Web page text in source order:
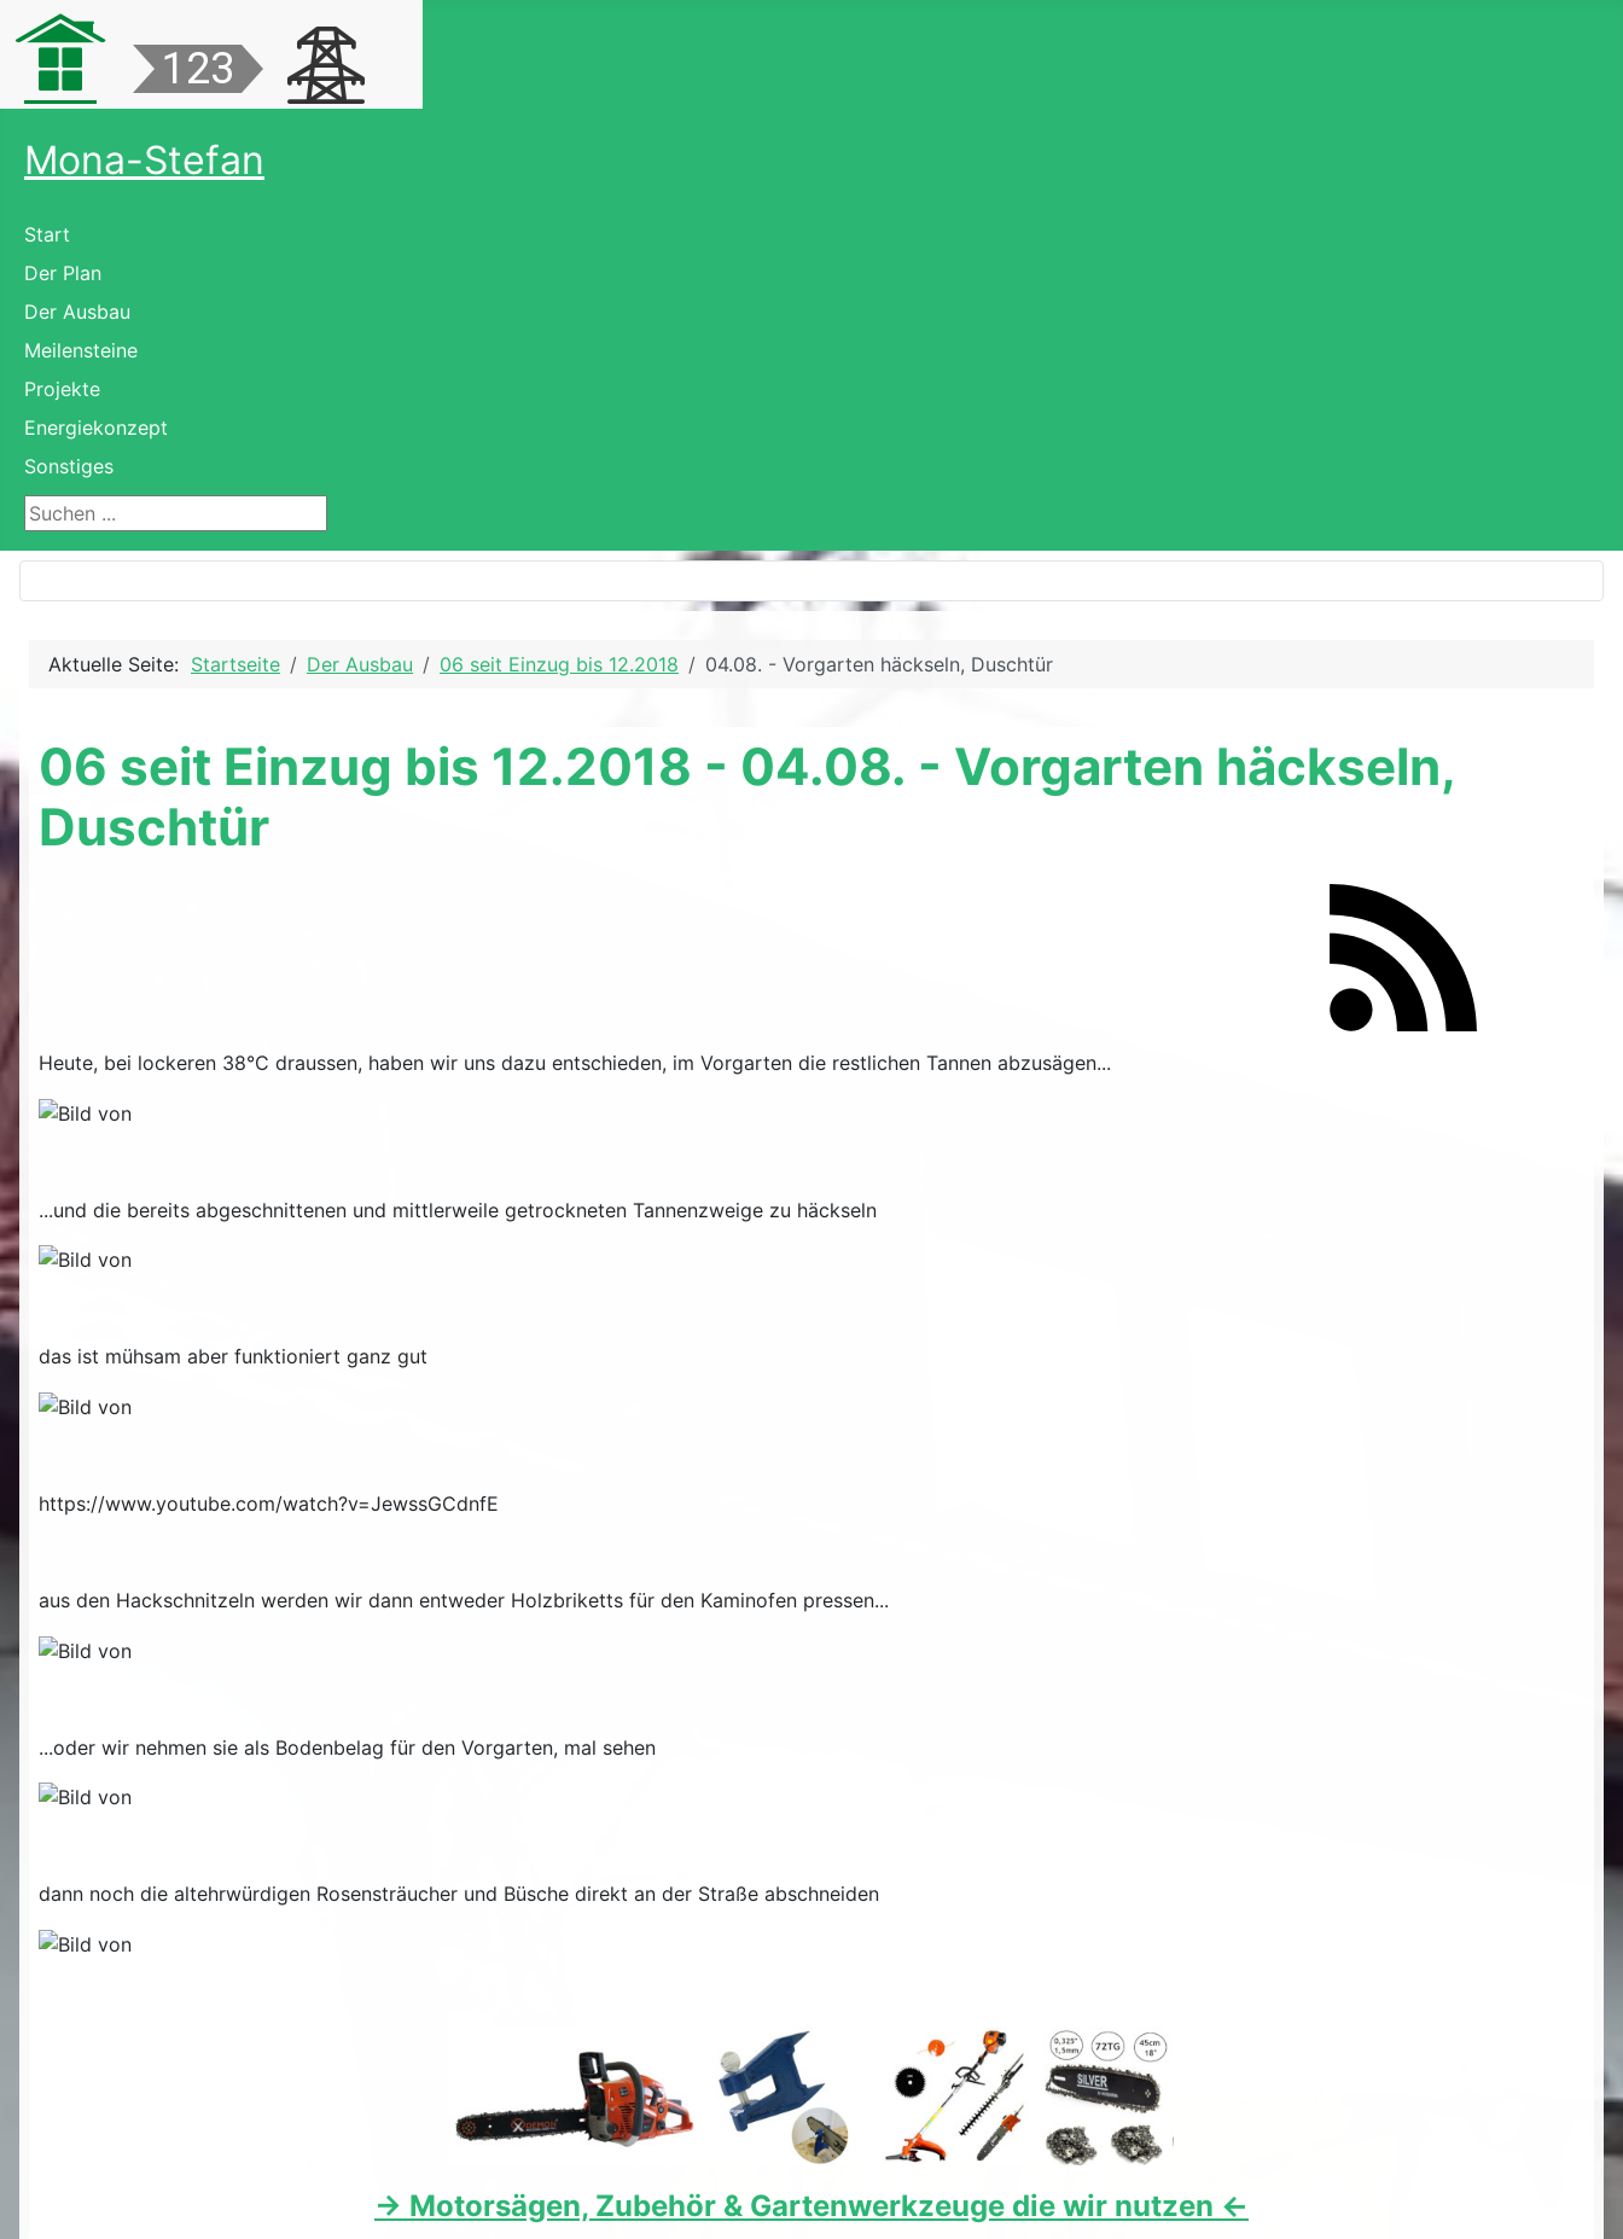
Mona-Stefan
Start
Der Plan
Der Ausbau
Meilensteine
Projekte
Energiekonzept
Sonstiges
Suchen ...
Aktuelle Seite: Startseite Der Ausbau 06 seit Einzug bis 12.2018 04.08. - Vorgarten häckseln, Duschtür
06 seit Einzug bis 12.2018 - 04.08. - Vorgarten häckseln,
Duschtür
Heute, bei lockeren 38°C draussen, haben wir uns dazu entschieden, im Vorgarten die restlichen Tannen abzusägen...
...und die bereits abgeschnittenen und mittlerweile getrockneten Tannenzweige zu häckseln
das ist mühsam aber funktioniert ganz gut
https://www.youtube.com/watch?v=JewssGCdnfE
aus den Hackschnitzeln werden wir dann entweder Holzbriketts für den Kaminofen pressen...
...oder wir nehmen sie als Bodenbelag für den Vorgarten, mal sehen
dann noch die altehrwürdigen Rosensträucher und Büsche direkt an der Straße abschneiden
-> Motorsägen, Zubehör & Gartenwerkzeuge die wir nutzen <-